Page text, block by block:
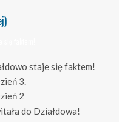
staje się faktem!
3.
2
do Działdowa!